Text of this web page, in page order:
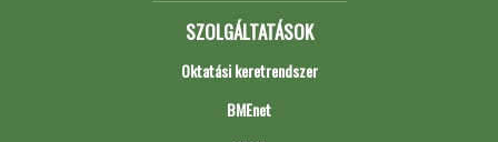
SZOLGÁLTATÁSOK
Oktatási keretrendszer
BMEnet